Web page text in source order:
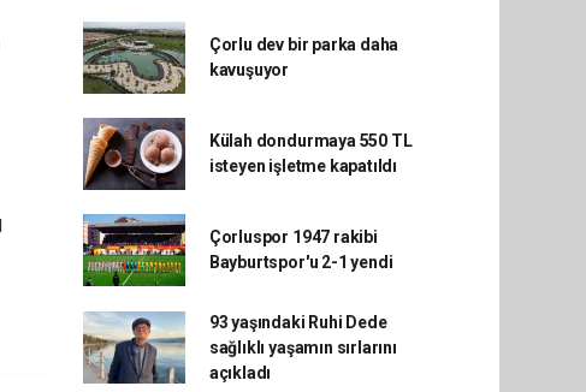
Çorlu dev bir parka daha
kavuşuyor
Külah dondurmaya 550 TL
isteyen işletme kapatıldı
Çorluspor 1947 rakibi
Bayburtspor'u 2-1 yendi
93 yaşındaki Ruhi Dede
sağlıklı yaşamın sırlarını
açıkladı